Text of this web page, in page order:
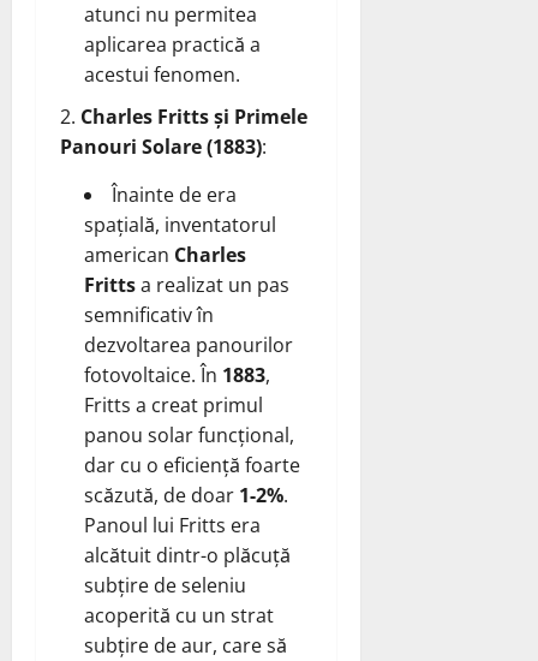
atunci nu permitea
aplicarea practică a
acestui fenomen.
Charles Fritts și Primele
Panouri Solare (1883):
Înainte de era
spațială, inventatorul
american Charles
Frittsa realizat un pas
semnificativ în
dezvoltarea panourilor
fotovoltaice. În 1883,
Fritts a creat primul
panou solar funcțional,
dar cu o eficiență foarte
scăzută, de doar 1-2%.
Panoul lui Fritts era
alcătuit dintr-o plăcuță
subțire de seleniu
acoperită cu un strat
subțire de aur, care să